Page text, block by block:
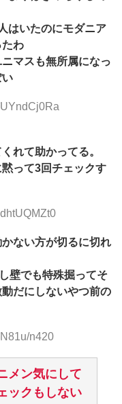
はいたのにモダニア
たわ
マスも無所属になっ
い
れて助かってる。
って3回チェックす
ない方が切るに切れ
壁でも特殊掘ってそ
だにしないやつ前の
n420
メン気にして
ックもしない